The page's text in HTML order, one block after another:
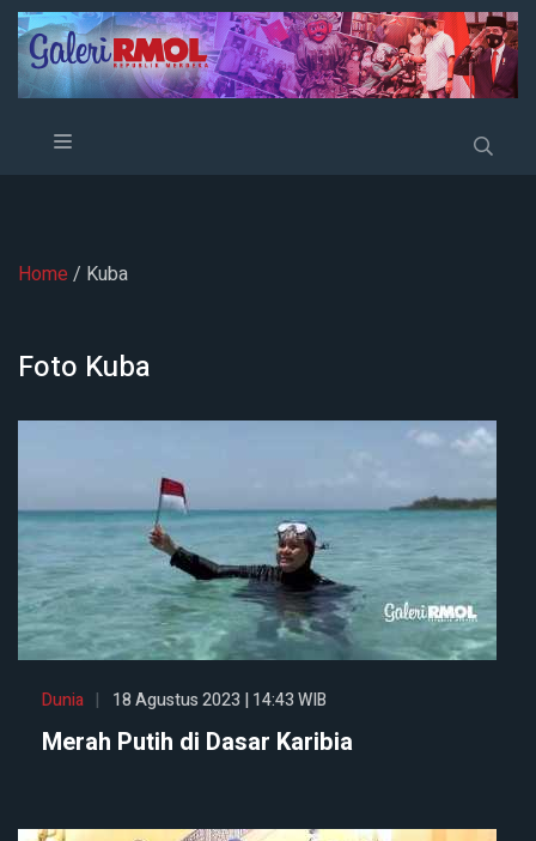
Home / Kuba
Foto Kuba
Dunia 18 Agustus 2023 | 14:43 WIB
Merah Putih di Dasar Karibia